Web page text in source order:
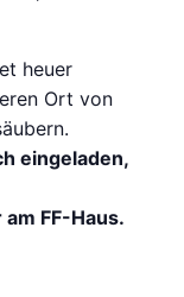
heuer
Ort von
eingeladen,
FF-Haus.